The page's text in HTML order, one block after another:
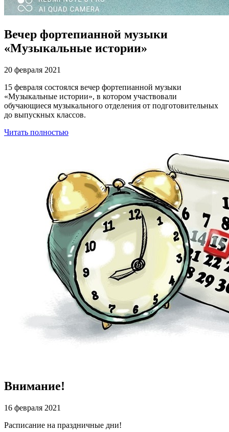
Вечер фортепианной музыки
«Музыкальные истории»
20 февраля 2021
15 февраля состоялся вечер фортепианной музыки
«Музыкальные истории», в котором участвовали
обучающиеся музыкального отделения от подготовительных
до выпускных классов.
Читать полностью
Внимание!
16 февраля 2021
Расписание на праздничные дни!